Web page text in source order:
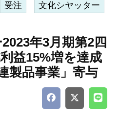
受注 文化シヤッター
年3月期第2四
益15%増を達成
製品事業」寄与